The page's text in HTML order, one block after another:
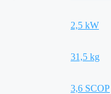
2,5 kW
31,5 kg
3,6 SCOP